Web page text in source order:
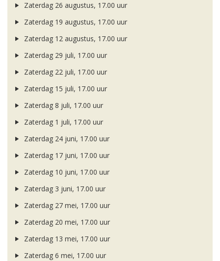
Zaterdag 26 augustus, 17.00 uur
Zaterdag 19 augustus, 17.00 uur
Zaterdag 12 augustus, 17.00 uur
Zaterdag 29 juli, 17.00 uur
Zaterdag 22 juli, 17.00 uur
Zaterdag 15 juli, 17.00 uur
Zaterdag 8 juli, 17.00 uur
Zaterdag 1 juli, 17.00 uur
Zaterdag 24 juni, 17.00 uur
Zaterdag 17 juni, 17.00 uur
Zaterdag 10 juni, 17.00 uur
Zaterdag 3 juni, 17.00 uur
Zaterdag 27 mei, 17.00 uur
Zaterdag 20 mei, 17.00 uur
Zaterdag 13 mei, 17.00 uur
Zaterdag 6 mei, 17.00 uur